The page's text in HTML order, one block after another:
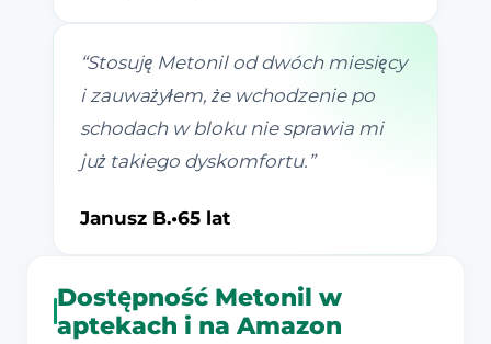
“Stosuję Metonil od dwóch miesięcy
i zauważyłem, że wchodzenie po
schodach w bloku nie sprawia mi
już takiego dyskomfortu. ”
Janusz B.•65 lat
Dostępność Metonil w
aptekach i na Amazon